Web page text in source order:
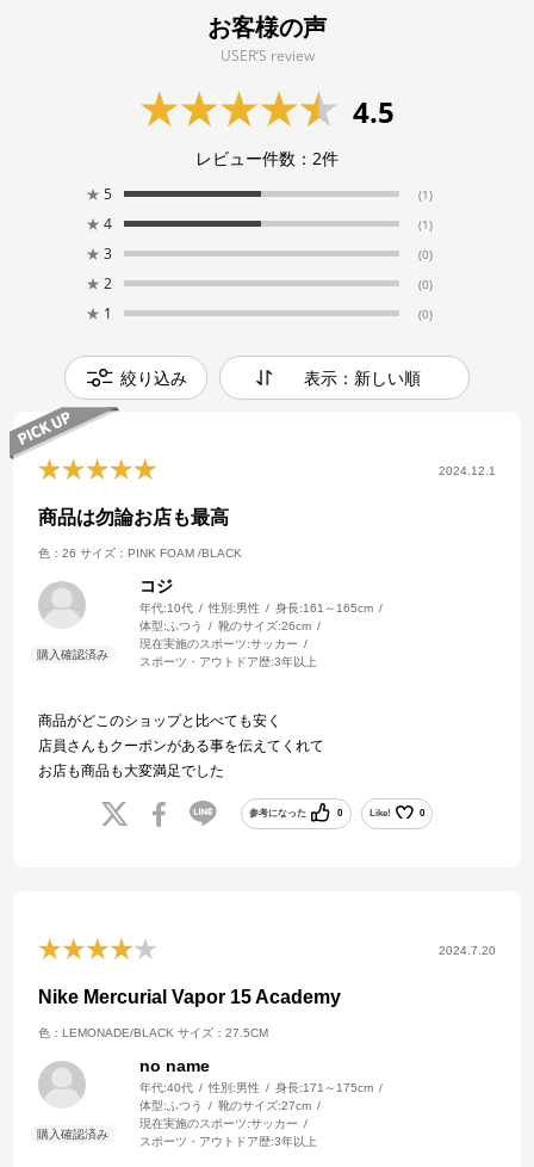
お客様の声
USER’S review
4.5
レビュー件数： 2件
★ 5 (1)
★ 4 (1)
★ 3 (0)
★ 2 (0)
★ 1 (0)
絞り込み 表示：新しい順
2024.12.1
商品は勿論お店も最高
色：26 サイズ：PINK FOAM /BLACK
コジ
年代:10代 性別:男性 身長:161～165cm
体型: ふつう 靴のサイズ:26cm
現在実施のスポーツ:サッカー
スポーツ・アウトドア歴:3年以上
商品がどこのショップと比べても安く
店員さんもクーポンがある事を伝えてくれて
お店も商品も大変満足でした
参考になった 0 Like! 0
2024.7.20
Nike Mercurial Vapor 15 Academy
色：LEMONADE/BLACK サイズ：27.5CM
no name
年代:40代 性別:男性 身長:171～175cm
体型:ふつう 靴のサイズ:27cm
現在実施のスポーツ:サッカー
スポーツ・アウトドア歴:3年以上